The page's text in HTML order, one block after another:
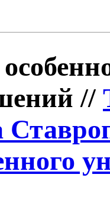
//